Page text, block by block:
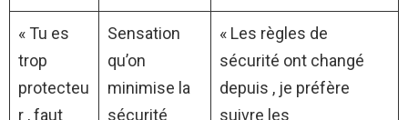
« Tu es
trop
protecteu
r , faut
Sensation
qu’on
minimise la
sécurité
« Les règles de
sécurité ont changé
depuis , je préfère
suivre les